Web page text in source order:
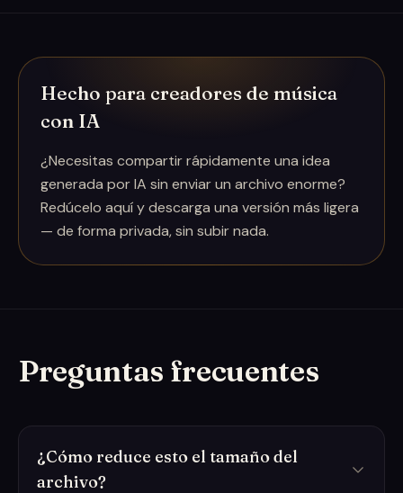
Hecho para creadores de música
con IA
¿Necesitas compartir rápidamente una idea
generada por IA sin enviar un archivo enorme?
Redúcelo aquí y descarga una versión más ligera
— de forma privada, sin subir nada.
Preguntas frecuentes
¿Cómo reduce esto el tamaño del
archivo?